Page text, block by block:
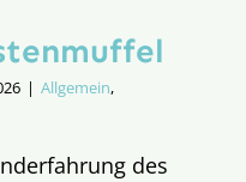
| Allgemein,
des